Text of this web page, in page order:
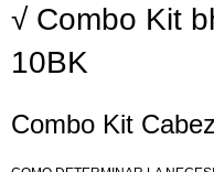
√ Combo Kit
10BK
Combo Kit